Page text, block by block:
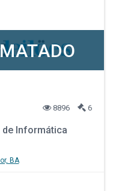
8896 6
de Informática
BA